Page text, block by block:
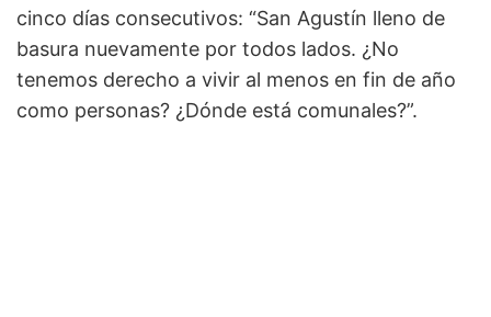
cinco días consecutivos: “San Agustín lleno de
basura nuevamente por todos lados. ¿No
tenemos derecho a vivir al menos en fin de año
como personas? ¿Dónde está comunales?”.